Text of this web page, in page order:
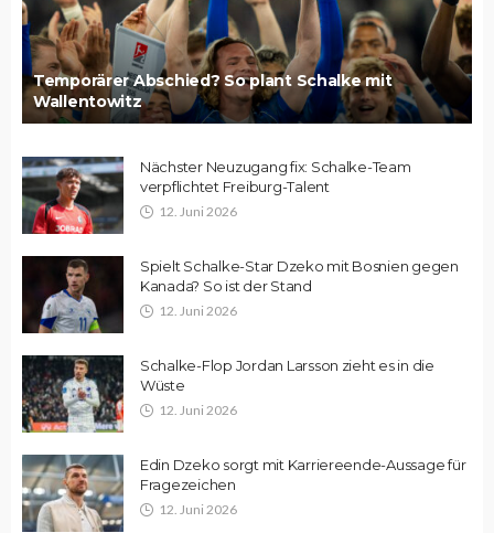
Temporärer Abschied? So plant Schalke mit
Wallentowitz
Nächster Neuzugang fix: Schalke-Team
verpflichtet Freiburg-Talent
12. Juni 2026
Spielt Schalke-Star Dzeko mit Bosnien gegen
Kanada? So ist der Stand
12. Juni 2026
Schalke-Flop Jordan Larsson zieht es in die
Wüste
12. Juni 2026
Edin Dzeko sorgt mit Karriereende-Aussage für
Fragezeichen
12. Juni 2026